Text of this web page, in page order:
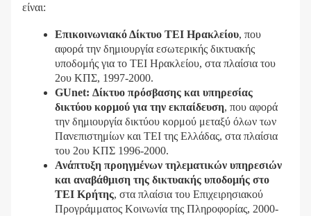
είναι:
Επικοινωνιακό Δίκτυο ΤΕΙ Ηρακλείου, που
αφορά την δημιουργία εσωτερικής δικτυακής
υποδομής για το ΤΕΙ Ηρακλείου, στα πλαίσια του
2ου ΚΠΣ, 1997-2000.
GUnet: Δίκτυο πρόσβασης και υπηρεσίας
δικτύου κορμού για την εκπαίδευση, που αφορά
την δημιουργία δικτύου κορμού μεταξύ όλων των
Πανεπιστημίων και ΤΕΙ της Ελλάδας, στα πλαίσια
του 2ου ΚΠΣ 1996-2000.
Ανάπτυξη προηγμένων τηλεματικών υπηρεσιών
και αναβάθμιση της δικτυακής υποδομής στο
ΤΕΙ Κρήτης, στα πλαίσια του Επιχειρησιακού
Προγράμματος Κοινωνία της Πληροφορίας, 2000-